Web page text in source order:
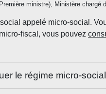
ministre), Ministère chargé
appelé micro-social.
fiscal, vous pouvez
le régime micro-